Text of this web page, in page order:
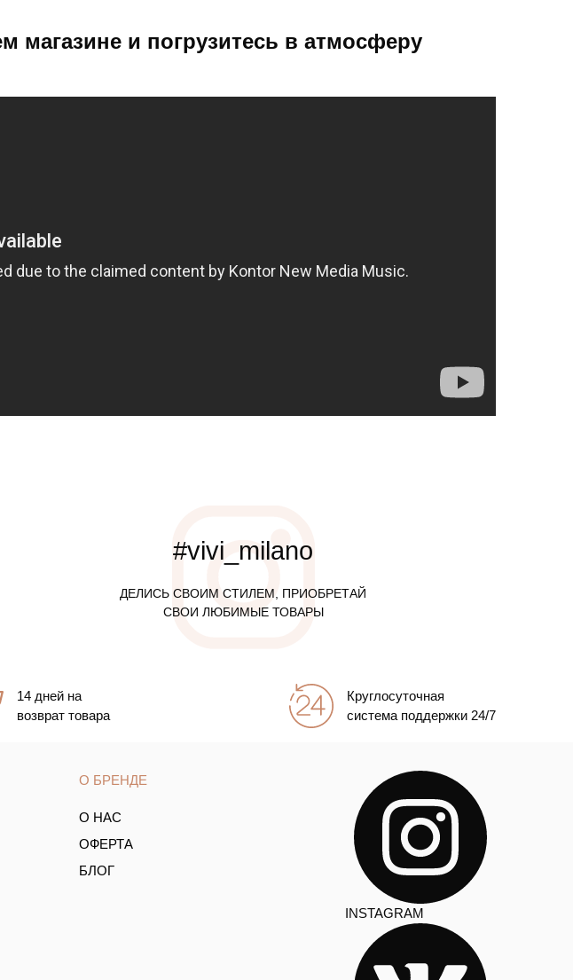
магазине и погрузитесь в атмосферу
#vivi_milano
ДЕЛИСЬ СВОИМ СТИЛЕМ, ПРИОБРЕТАЙ
СВОИ ЛЮБИМЫЕ ТОВАРЫ
14 дней на
возврат товара
Круглосуточная
система поддержки 24/7
О БРЕНДЕ
О НАС
ОФЕРТА
БЛОГ
INSTAGRAM